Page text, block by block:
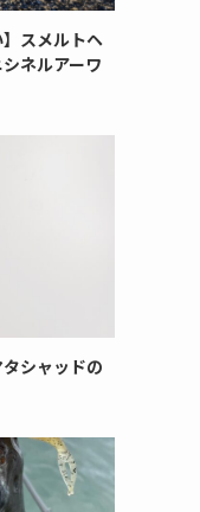
】スメルトヘ
ネルアーワ
シャッドの